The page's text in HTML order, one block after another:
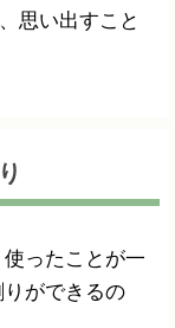
思い出すこと
ったことが一
ができるの